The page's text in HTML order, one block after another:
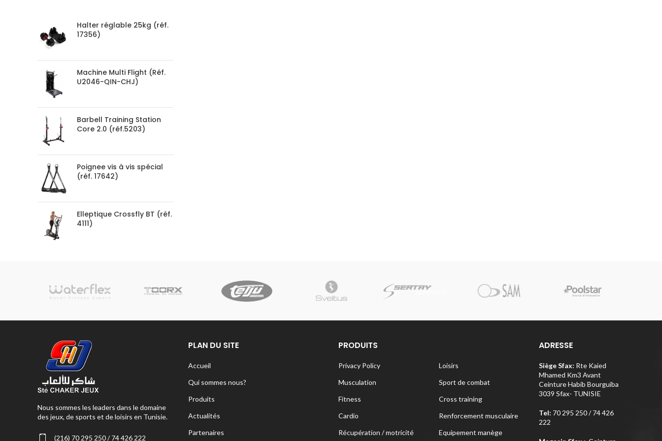
Halter réglable 25kg (réf.
17356)
Machine Multi Flight (Réf.
U2046-QIN-CHJ)
Barbell Training Station
Core 2.0 (réf.5203)
Poignee vis à vis spécial
(réf. 17642)
Elleptique Crossfly BT (réf.
4111)
Nous sommes les leaders dans le domaine
des jeux, de sports et de loisirs en Tunisie.
(216) 70 295 250 / 74 426 222
PLAN DU SITE
Accueil
Qui sommes nous?
Produits
Actualités
Partenaires
PRODUITS
Privacy Policy
Musculation
Fitness
Cardio
Récupération / motricité
Loisirs
Sport de combat
Cross training
Renforcement musculaire
Equipement manège
ADRESSE
Siège Sfax: Rte Kaied
Mhamed Km3 Avant
Ceinture Habib Bourguiba
3039 Sfax- TUNISIE
Tel: 70 295 250 / 74 426
222